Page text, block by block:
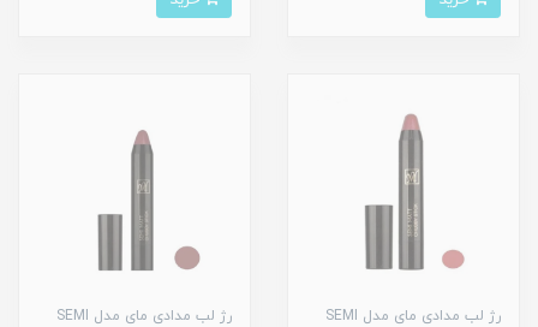
رژ لب مدادی مای مدل SEMI
رژ لب مدادی مای مدل SEMI